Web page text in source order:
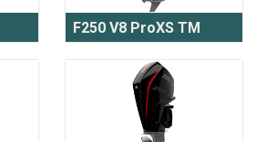
F250 V8 ProXS TM